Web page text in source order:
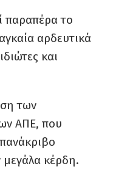
παραπέρα το
αρδευτικά
και
των
ΑΠΕ, που
μεγάλα κέρδη.